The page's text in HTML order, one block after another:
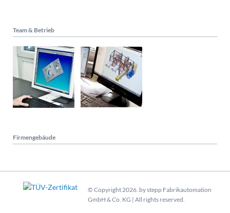
Team & Betrieb
Firmengebäude
© Copyright 2026. by stepp Fabrikautomation
GmbH & Co. KG | All rights reserved.